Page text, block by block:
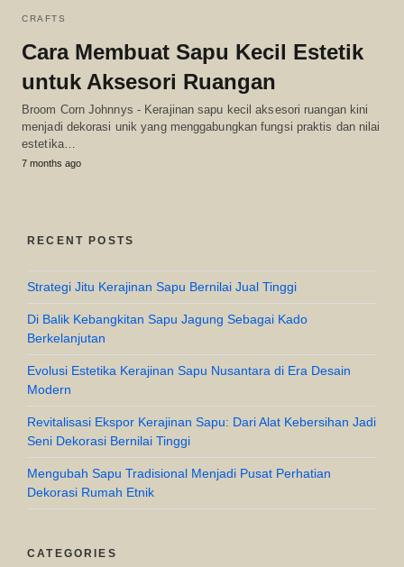
CRAFTS
Cara Membuat Sapu Kecil Estetik
untuk Aksesori Ruangan
Broom Corn Johnnys - Kerajinan sapu kecil aksesori ruangan kini
menjadi dekorasi unik yang menggabungkan fungsi praktis dan nilai
estetika…
7 months ago
RECENT POSTS
Strategi Jitu Kerajinan Sapu Bernilai Jual Tinggi
Di Balik Kebangkitan Sapu Jagung Sebagai Kado
Berkelanjutan
Evolusi Estetika Kerajinan Sapu Nusantara di Era Desain
Modern
Revitalisasi Ekspor Kerajinan Sapu: Dari Alat Kebersihan Jadi
Seni Dekorasi Bernilai Tinggi
Mengubah Sapu Tradisional Menjadi Pusat Perhatian
Dekorasi Rumah Etnik
CATEGORIES